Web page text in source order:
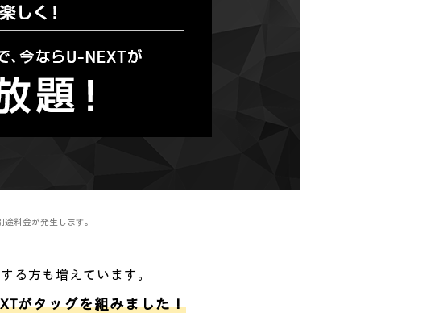
料金が発生します。
る方も増えています。
がタッグを組みました！